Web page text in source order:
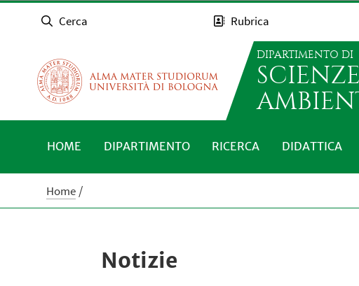
Cerca Rubrica
DIPARTIMENTO DI
HOME DIPARTIMENTO RICERCA DIDATTICA
Home
Notizie